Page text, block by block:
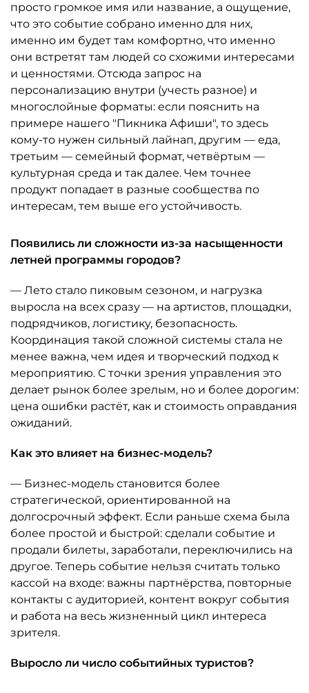
просто громкое имя или название, а ощущение,
что это событие собрано именно для них,
именно им будет там комфортно, что именно
они встретят там людей со схожими интересами
и ценностями. Отсюда запрос на
персонализацию внутри (учесть разное) и
многослойные форматы: если пояснить на
примере нашего "Пикника Афиши", то здесь
кому-то нужен сильный лайнап, другим — еда,
третьим — семейный формат, четвёртым —
культурная среда и так далее. Чем точнее
продукт попадает в разные сообщества по
интересам, тем выше его устойчивость.
Появились ли сложности из-за насыщенности
летней программы городов?
— Лето стало пиковым сезоном, и нагрузка
выросла на всех сразу — на артистов, площадки,
подрядчиков, логистику, безопасность.
Координация такой сложной системы стала не
менее важна, чем идея и творческий подход к
мероприятию. С точки зрения управления это
делает рынок более зрелым, но и более дорогим:
цена ошибки растёт, как и стоимость оправдания
ожиданий.
Как это влияет на бизнес-модель?
— Бизнес-модель становится более
стратегической, ориентированной на
долгосрочный эффект. Если раньше схема была
более простой и быстрой: сделали событие и
продали билеты, заработали, переключились на
другое. Теперь событие нельзя считать только
кассой на входе: важны партнёрства, повторные
контакты с аудиторией, контент вокруг события
и работа на весь жизненный цикл интереса
зрителя.
Выросло ли число событийных туристов?